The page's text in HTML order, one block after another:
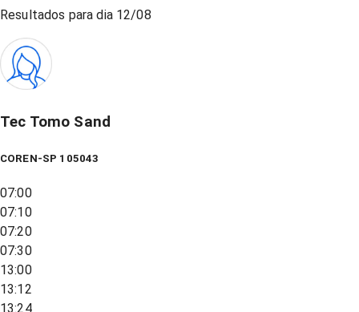
Resultados para dia 12/08
Tec Tomo Sand
COREN-SP 105043
07:00
07:10
07:20
07:30
13:00
13:12
13:24